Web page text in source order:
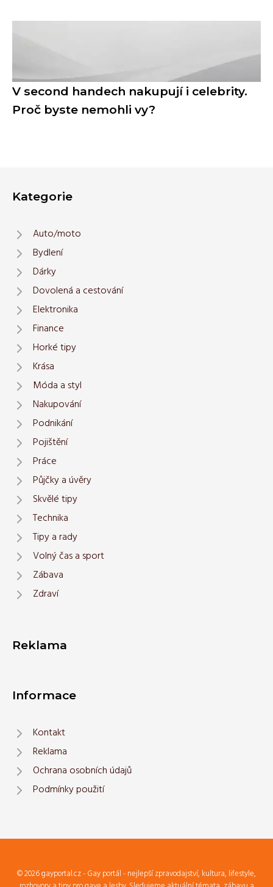
V second handech nakupují i celebrity.
Proč byste nemohli vy?
Kategorie
Auto/moto
Bydlení
Dárky
Dovolená a cestování
Elektronika
Finance
Horké tipy
Krása
Móda a styl
Nakupování
Podnikání
Pojištění
Práce
Půjčky a úvěry
Skvělé tipy
Technika
Tipy a rady
Volný čas a sport
Zábava
Zdraví
Reklama
Informace
Kontakt
Reklama
Ochrana osobních údajů
Podmínky použití
© 2026 gayportal.cz - Gay portál - nejlepší zpravodajství, kultura, lifestyle,